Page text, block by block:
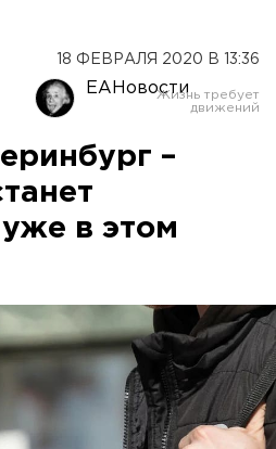
18 ФЕВРАЛЯ 2020 В 13:36
ЕАНовости
–
в этом